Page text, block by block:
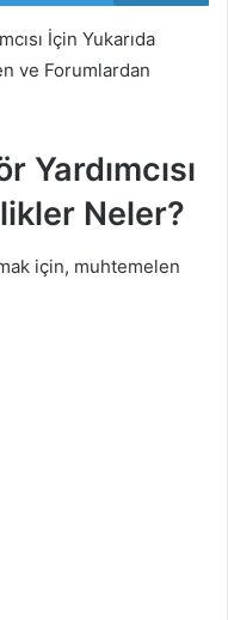
İçin Yukarıda
ve Forumlardan
Yardımcısı
Neler?
için, muhtemelen